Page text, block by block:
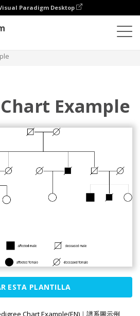
Paradigm Desktop
Example
ESTA PLANTILLA
Chart Example(EN) | 譜系圖示例